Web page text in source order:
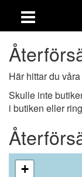
Här hittar du
Skulle inte
i butiken eller
kart
+